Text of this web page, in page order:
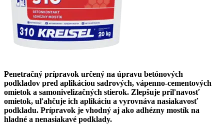
Penetračný prípravok určený na úpravu betónových
podkladov pred aplikáciou sadrových, vápenno-cementových
omietok a samonivelizačných stierok. Zlepšuje priľnavosť
omietok, uľahčuje ich aplikáciu a vyrovnáva nasiakavosť
podkladu. Prípravok je vhodný aj ako adhézny mostík na
hladné a nenasiakavé podklady.